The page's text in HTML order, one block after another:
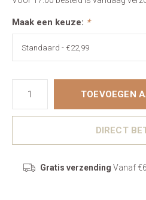
Maak een keuze: *
TOEVOEGEN
DIRECT
Gratis verzending Vanaf